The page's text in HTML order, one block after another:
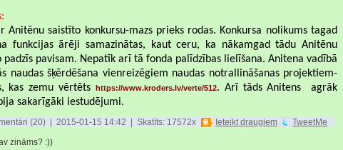
Anitēnu saistīto konkursu-mazs prieks rodas. Konkursa nolikums tagad
funkcijas ārēji samazinātas, kaut ceru, ka nākamgad tādu Anitēnu
padzīs pavisam. Nepatīk arī tā fonda palīdzības lielīšana. Anitena vadībā
naudas šķērdēšana vienreizēgiem naudas notrallināšanas projektiem-
kas zemu vērtēts https://www.kroders.lv/verte/512. Arī tāds Anitens agrāk
sakarīgāki iestudējumi.
(20) | 2015-01-15 14:42 | Skatīts: 17572x Ieteikt draugiem TweetMe
zināms? :))